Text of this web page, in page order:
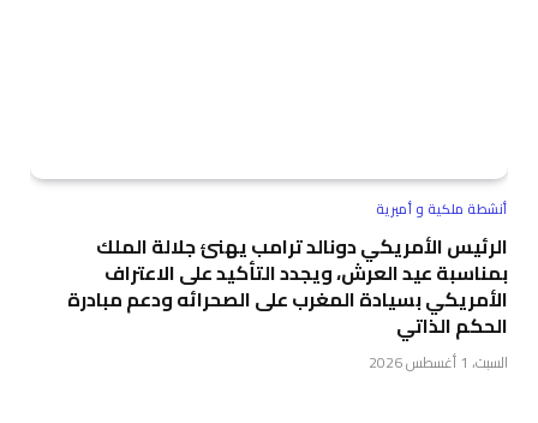
أنشطة ملكية و أميرية
الرئيس الأمريكي دونالد ترامب يهنئ جلالة الملك
بمناسبة عيد العرش، ويجدد التأكيد على الاعتراف
الأمريكي بسيادة المغرب على الصحرائه ودعم مبادرة
الحكم الذاتي
السبت، 1 أغسطس 2026